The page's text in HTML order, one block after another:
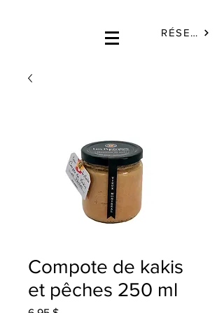
RÉSERVÉ
Compote de kakis
et pêches 250 ml